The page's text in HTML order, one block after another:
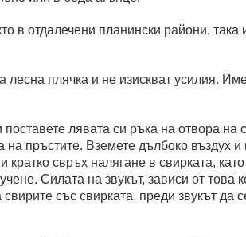
отдалечени планински райони,
плячка и не изискват усилия.
лявата си ръка на отвора на
пръстите. Вземете дълбоко въздух
свръх налягане в свирката,
Силата на звукът, зависи от това
със свирката, преди звукът